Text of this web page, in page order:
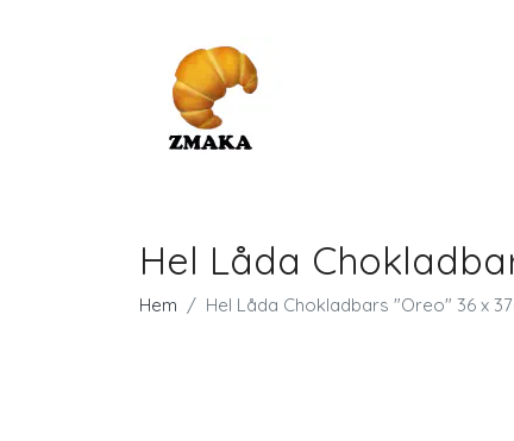
Hel Låda
Hem Hel Låda Chokladbars "Oreo" 36 x